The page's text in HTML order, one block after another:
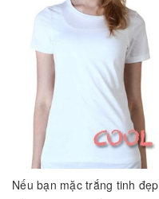
Nếu bạn mặc trắng tinh